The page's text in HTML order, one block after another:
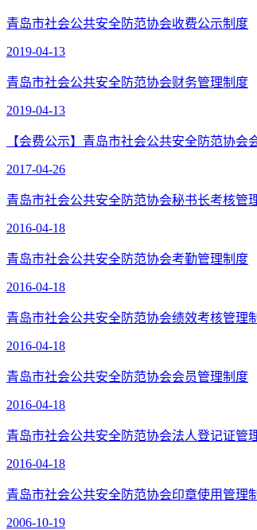
青岛市社会公共安全防范协会收费公示制度
2019-04-13
青岛市社会公共安全防范协会财务管理制度
2019-04-13
【会费公示】青岛市社会公共安全防范协会
2017-04-26
青岛市社会公共安全防范协会秘书长考核管
2016-04-18
青岛市社会公共安全防范协会考勤管理制度
2016-04-18
青岛市社会公共安全防范协会绩效考核管理
2016-04-18
青岛市社会公共安全防范协会会员管理制度
2016-04-18
青岛市社会公共安全防范协会法人登记证管
2016-04-18
青岛市社会公共安全防范协会印章使用管理
2006-10-19